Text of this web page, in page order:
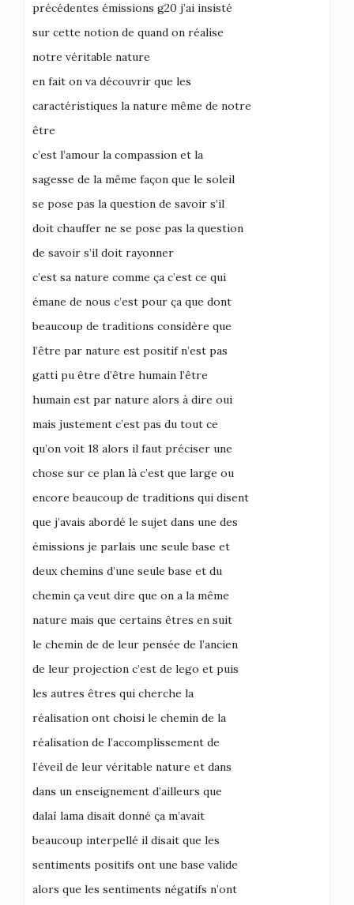
précédentes émissions g20 j’ai insisté
sur cette notion de quand on réalise
notre véritable nature
en fait on va découvrir que les
caractéristiques la nature même de notre
être
c’est l’amour la compassion et la
sagesse de la même façon que le soleil
se pose pas la question de savoir s’il
doit chauffer ne se pose pas la question
de savoir s’il doit rayonner
c’est sa nature comme ça c’est ce qui
émane de nous c’est pour ça que dont
beaucoup de traditions considère que
l’être par nature est positif n’est pas
gatti pu être d’être humain l’être
humain est par nature alors à dire oui
mais justement c’est pas du tout ce
qu’on voit 18 alors il faut préciser une
chose sur ce plan là c’est que large ou
encore beaucoup de traditions qui disent
que j’avais abordé le sujet dans une des
émissions je parlais une seule base et
deux chemins d’une seule base et du
chemin ça veut dire que on a la même
nature mais que certains êtres en suit
le chemin de de leur pensée de l’ancien
de leur projection c’est de lego et puis
les autres êtres qui cherche la
réalisation ont choisi le chemin de la
réalisation de l’accomplissement de
l’éveil de leur véritable nature et dans
dans un enseignement d’ailleurs que
dalaï lama disait donné ça m’avait
beaucoup interpellé il disait que les
sentiments positifs ont une base valide
alors que les sentiments négatifs n’ont